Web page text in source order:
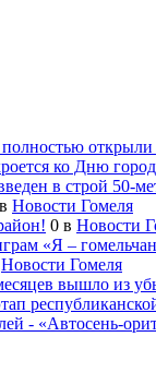
ко Дню
в строй 50-
в Новости Гомеля
0 в Новости
«Я –
Новости Гомеля
вышло из
- «Автосень-